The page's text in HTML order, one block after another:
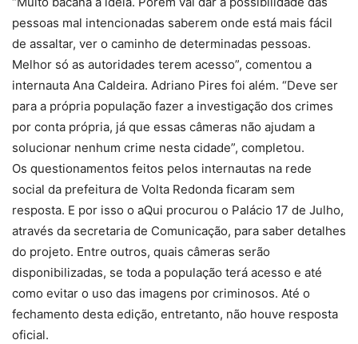
pessoas mal intencionadas saberem onde está mais fácil
de assaltar, ver o caminho de determinadas pessoas.
Melhor só as autoridades terem acesso”, comentou a
internauta Ana Caldeira. Adriano Pires foi além. “Deve ser
para a própria população fazer a investigação dos crimes
por conta própria, já que essas câmeras não ajudam a
solucionar nenhum crime nesta cidade”, completou.
Os questionamentos feitos pelos internautas na rede
social da prefeitura de Volta Redonda ficaram sem
resposta. E por isso o aQui procurou o Palácio 17 de Julho,
através da secretaria de Comunicação, para saber detalhes
do projeto. Entre outros, quais câmeras serão
disponibilizadas, se toda a população terá acesso e até
como evitar o uso das imagens por criminosos. Até o
fechamento desta edição, entretanto, não houve resposta
oficial.